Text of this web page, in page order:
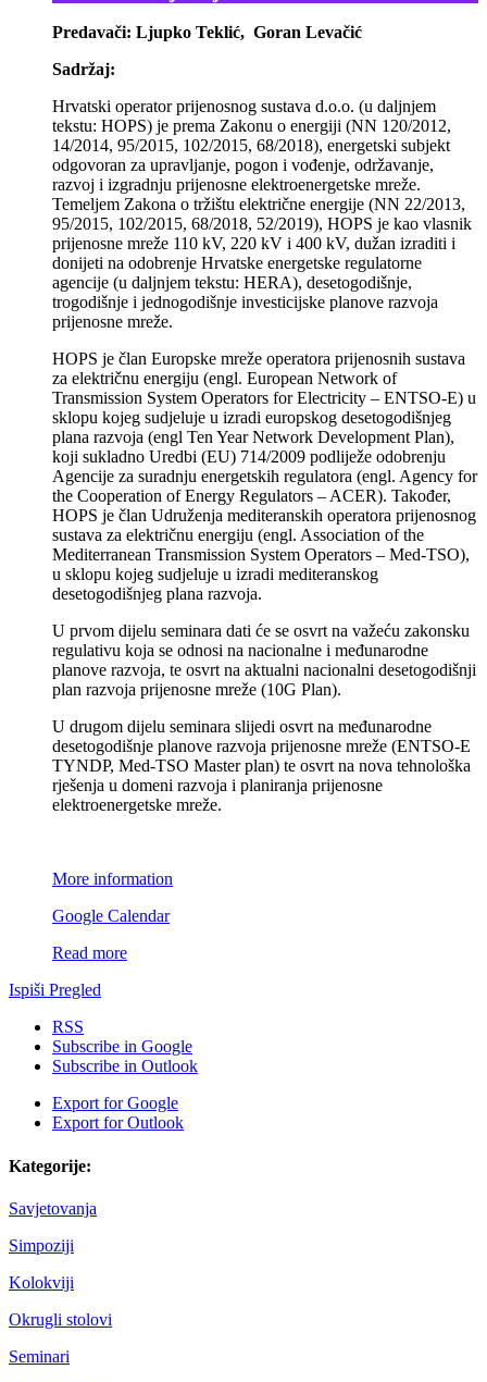
Predavači: Ljupko Teklić, Goran Levačić
Sadržaj:
Hrvatski operator prijenosnog sustava d.o.o. (u daljnjem
tekstu: HOPS) je prema Zakonu o energiji (NN 120/2012,
14/2014, 95/2015, 102/2015, 68/2018), energetski subjekt
odgovoran za upravljanje, pogon i vođenje, održavanje,
razvoj i izgradnju prijenosne elektroenergetske mreže.
Temeljem Zakona o tržištu električne energije (NN 22/2013,
95/2015, 102/2015, 68/2018, 52/2019), HOPS je kao vlasnik
prijenosne mreže 110 kV, 220 kV i 400 kV, dužan izraditi i
donijeti na odobrenje Hrvatske energetske regulatorne
agencije (u daljnjem tekstu: HERA), desetogodišnje,
trogodišnje i jednogodišnje investicijske planove razvoja
prijenosne mreže.
HOPS je član Europske mreže operatora prijenosnih sustava
za električnu energiju (engl. European Network of
Transmission System Operators for Electricity – ENTSO-E) u
sklopu kojeg sudjeluje u izradi europskog desetogodišnjeg
plana razvoja (engl Ten Year Network Development Plan),
koji sukladno Uredbi (EU) 714/2009 podliježe odobrenju
Agencije za suradnju energetskih regulatora (engl. Agency for
the Cooperation of Energy Regulators – ACER). Također,
HOPS je član Udruženja mediteranskih operatora prijenosnog
sustava za električnu energiju (engl. Association of the
Mediterranean Transmission System Operators – Med-TSO),
u sklopu kojeg sudjeluje u izradi mediteranskog
desetogodišnjeg plana razvoja.
U prvom dijelu seminara dati će se osvrt na važeću zakonsku
regulativu koja se odnosi na nacionalne i međunarodne
planove razvoja, te osvrt na aktualni nacionalni desetogodišnji
plan razvoja prijenosne mreže (10G Plan).
U drugom dijelu seminara slijedi osvrt na međunarodne
desetogodišnje planove razvoja prijenosne mreže (ENTSO-E
TYNDP, Med-TSO Master plan) te osvrt na nova tehnološka
rješenja u domeni razvoja i planiranja prijenosne
elektroenergetske mreže.
More information
Google Calendar
Read more
Ispiši Pregled
RSS
Subscribe in Google
Subscribe in Outlook
Export forGoogle
Export forOutlook
Kategorije:
Savjetovanja
Simpoziji
Kolokviji
Okrugli stolovi
Seminari